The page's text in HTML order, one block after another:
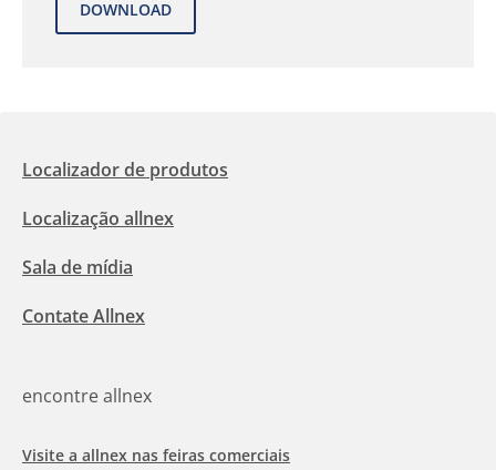
Localizador de produtos
Localização allnex
Sala de mídia
Contate Allnex
encontre allnex
Visite a allnex nas feiras comerciais